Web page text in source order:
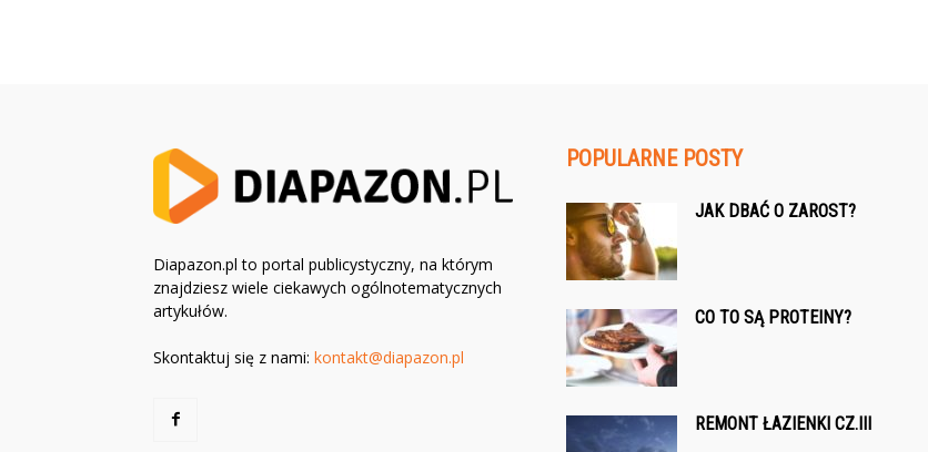
Diapazon.pl to portal publicystyczny, na którym
znajdziesz wiele ciekawych ogólnotematycznych
artykułów.
Skontaktuj się z nami: kontakt@diapazon.pl
POPULARNE POSTY
JAK DBAĆ O ZAROST?
CO TO SĄ PROTEINY?
REMONT ŁAZIENKI CZ.III